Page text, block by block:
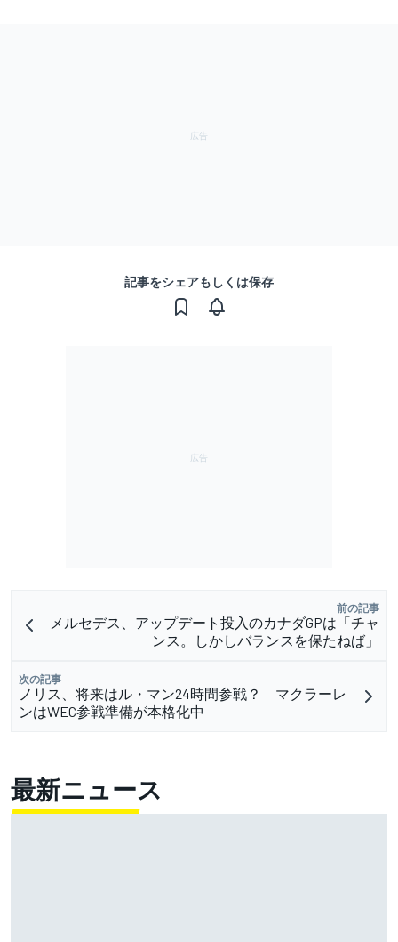
記事をシェアもしくは保存
前の記事
メルセデス、アップデート投入のカナダGPは「チャ
ンス。しかしバランスを保たねば」
次の記事
ノリス、将来はル・マン24時間参戦？ マクラーレ
ンはWEC参戦準備が本格化中
最新ニュース